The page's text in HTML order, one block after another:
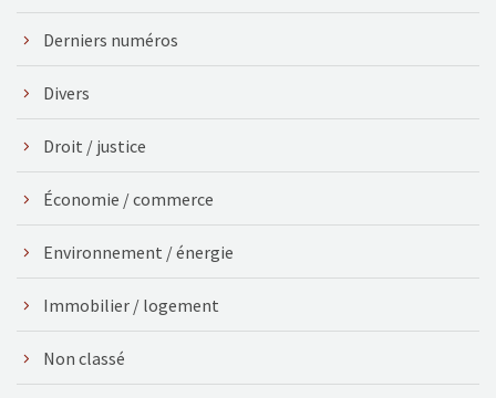
Derniers numéros
Divers
Droit / justice
Économie / commerce
Environnement / énergie
Immobilier / logement
Non classé